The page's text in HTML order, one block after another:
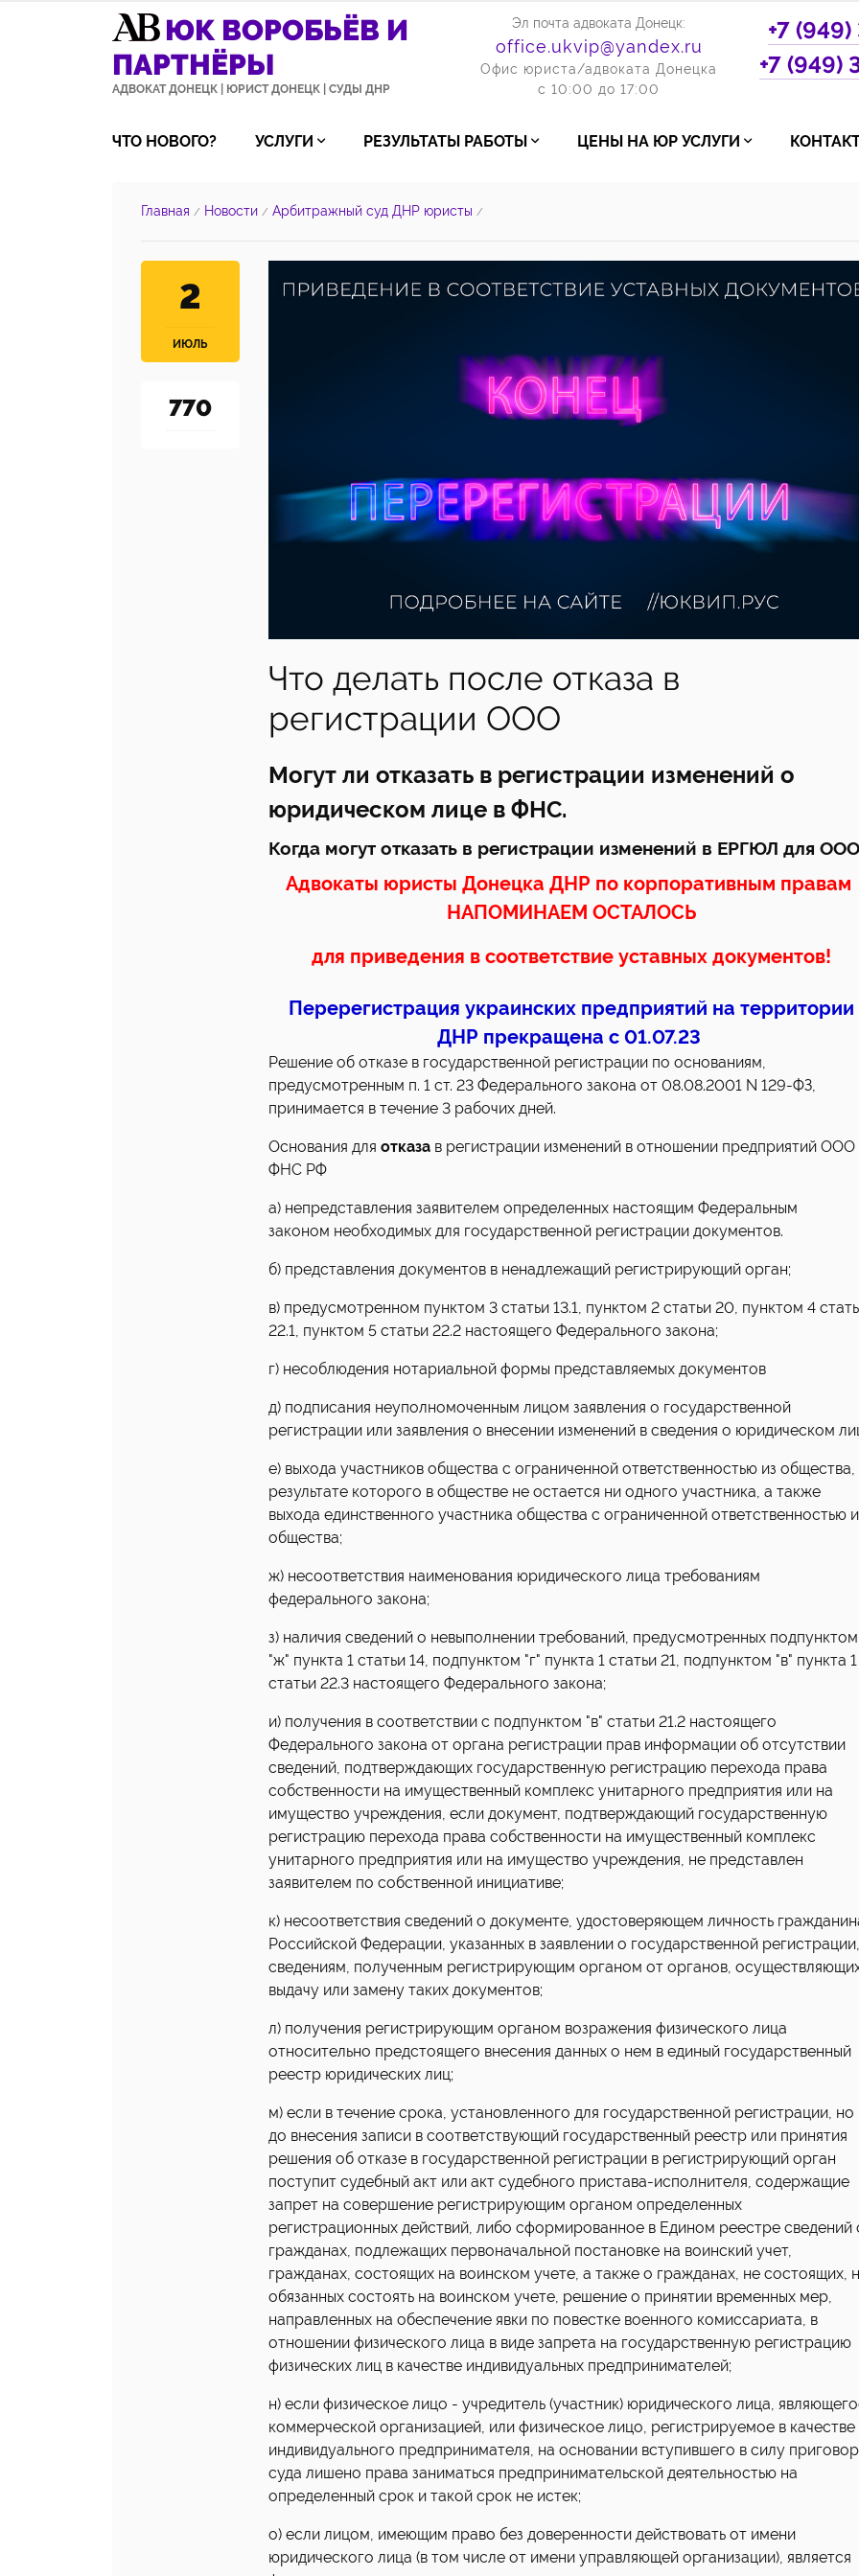
ЮК ВОРОБЬЁВ И
ПАРТНЁРЫ
АДВОКАТ ДОНЕЦК | ЮРИСТ ДОНЕЦК | СУДЫ ДНР
Эл почта адвоката Донецк:
office.ukvip@yandex.ru
Офис юриста/адвоката Донецка
с 10:00 до 17:00
+7 (949)
+7 (949)
ЧТО НОВОГО? УСЛУГИ РЕЗУЛЬТАТЫ РАБОТЫ ЦЕНЫ НА ЮР УСЛУГИ
Главная / Новости / Арбитражный суд ДНР юристы /
2
ИЮЛЬ
770
Что делать после отказа в
регистрации ООО
Могут ли отказать в регистрации изменений о
юридическом лице в ФНС.
Когда могут отказать в регистрации изменений в ЕРГЮЛ для
Адвокаты юристы Донецка ДНР по корпоративным правам
НАПОМИНАЕМ ОСТАЛОСЬ
для приведения в соответствие уставных документов!
Перерегистрация украинских предприятий на территории
ДНР прекращена с 01.07.23
Решение об отказе в государственной регистрации по основаниям,
предусмотренным п. 1 ст. 23 Федерального закона от 08.08.2001 N 129-ФЗ,
принимается в течение 3 рабочих дней.
Основания для отказа в регистрации изменений в отношении предприятий ООО
ФНС РФ
а) непредставления заявителем определенных настоящим Федеральным
законом необходимых для государственной регистрации документов.
б) представления документов в ненадлежащий регистрирующий орган;
в) предусмотренном пунктом 3 статьи 13.1, пунктом 2 статьи 20, пунктом 4
22.1, пунктом 5 статьи 22.2 настоящего Федерального закона;
г) несоблюдения нотариальной формы представляемых документов
д) подписания неуполномоченным лицом заявления о государственной
регистрации или заявления о внесении изменений в сведения о юридическом
е) выхода участников общества с ограниченной ответственностью из общества,
результате которого в обществе не остается ни одного участника, а также
выхода единственного участника общества с ограниченной ответственностью
общества;
ж) несоответствия наименования юридического лица требованиям
федерального закона;
з) наличия сведений о невыполнении требований, предусмотренных подпунктом
"ж" пункта 1 статьи 14, подпунктом "г" пункта 1 статьи 21, подпунктом "в" пункта 1
статьи 22.3 настоящего Федерального закона;
и) получения в соответствии с подпунктом "в" статьи 21.2 настоящего
Федерального закона от органа регистрации прав информации об отсутствии
сведений, подтверждающих государственную регистрацию перехода права
собственности на имущественный комплекс унитарного предприятия или на
имущество учреждения, если документ, подтверждающий государственную
регистрацию перехода права собственности на имущественный комплекс
унитарного предприятия или на имущество учреждения, не представлен
заявителем по собственной инициативе;
к) несоответствия сведений о документе, удостоверяющем личность
Российской Федерации, указанных в заявлении о государственной регистрации,
сведениям, полученным регистрирующим органом от органов,
выдачу или замену таких документов;
л) получения регистрирующим органом возражения физического лица
относительно предстоящего внесения данных о нем в единый государственный
реестр юридических лиц;
м) если в течение срока, установленного для государственной регистрации, но
до внесения записи в соответствующий государственный реестр или принятия
решения об отказе в государственной регистрации в регистрирующий орган
поступит судебный акт или акт судебного пристава-исполнителя, содержащие
запрет на совершение регистрирующим органом определенных
регистрационных действий, либо сформированное в Едином реестре сведений
гражданах, подлежащих первоначальной постановке на воинский учет,
гражданах, состоящих на воинском учете, а также о гражданах, не состоящих,
обязанных состоять на воинском учете, решение о принятии временных мер,
направленных на обеспечение явки по повестке военного комиссариата, в
отношении физического лица в виде запрета на государственную регистрацию
физических лиц в качестве индивидуальных предпринимателей;
н) если физическое лицо - учредитель (участник) юридического лица,
коммерческой организацией, или физическое лицо, регистрируемое в качестве
индивидуального предпринимателя, на основании вступившего в силу
суда лишено права заниматься предпринимательской деятельностью на
определенный срок и такой срок не истек;
о) если лицом, имеющим право без доверенности действовать от имени
юридического лица (в том числе от имени управляющей организации), является